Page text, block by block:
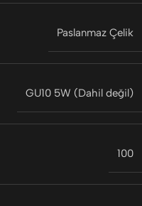
Paslanmaz Çelik
GU10 5W (Dahil değil)
100